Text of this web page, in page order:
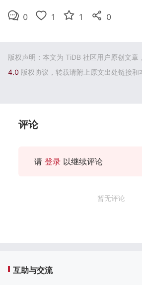
0 1 1 0
版权声明：本文为 TiDB 社区用户原创文章
4.0 版权协议，转载请附上原文出处链接和
评论
请 登录 以继续评论
暂无评论
互助与交流